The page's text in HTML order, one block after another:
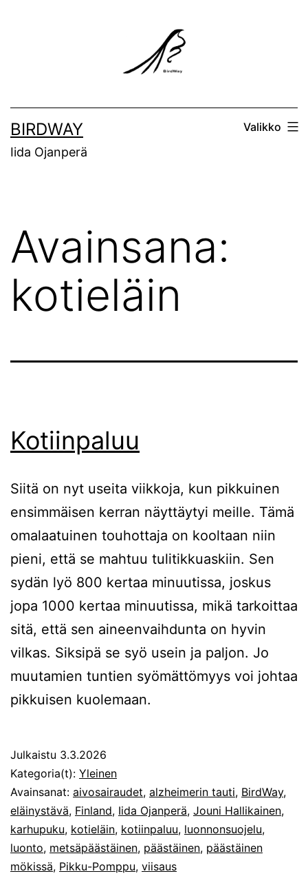
BIRDWAY
Iida Ojanperä
Valikko
Avainsana:
kotieläin
Kotiinpaluu
Siitä on nyt useita viikkoja, kun pikkuinen
ensimmäisen kerran näyttäytyi meille. Tämä
omalaatuinen touhottaja on kooltaan niin
pieni, että se mahtuu tulitikkuaskiin. Sen
sydän lyö 800 kertaa minuutissa, joskus
jopa 1000 kertaa minuutissa, mikä tarkoittaa
sitä, että sen aineenvaihdunta on hyvin
vilkas. Siksipä se syö usein ja paljon. Jo
muutamien tuntien syömättömyys voi johtaa
pikkuisen kuolemaan.
Julkaistu 3.3.2026
Kategoria(t): Yleinen
Avainsanat: aivosairaudet, alzheimerin tauti, BirdWay,
eläinystävä, Finland, Iida Ojanperä, Jouni Hallikainen,
karhupuku, kotieläin, kotiinpaluu, luonnonsuojelu,
luonto, metsäpäästäinen, päästäinen, päästäinen
mökissä, Pikku-Pomppu, viisaus